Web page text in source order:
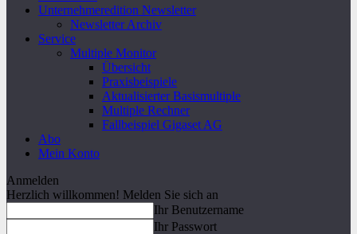
Unternehmeredition Newsletter
Newsletter Archiv
Service
Multiple Monitor
Übersicht
Praxisbeispiele
Aktualisierter Basismultiple
Multiple Rechner
Fallbeispiel Gigaset AG
Abo
Mein Konto
Anmelden
Herzlich willkommen! Melden Sie sich an
Ihr Benutzername
Ihr Passwort